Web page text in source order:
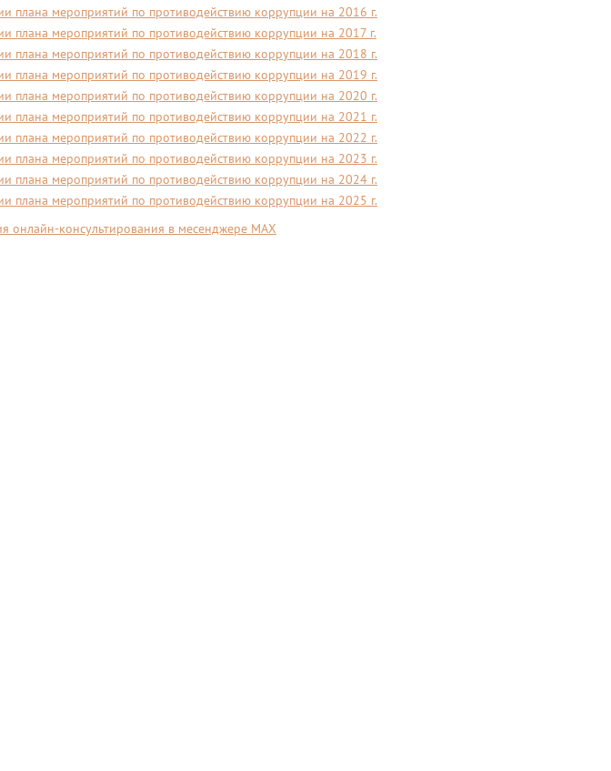
плана мероприятий по противодействию коррупции на 2016 г.
плана мероприятий по противодействию коррупции на 2017 г.
плана мероприятий по противодействию коррупции на 2018 г.
плана мероприятий по противодействию коррупции на 2019 г.
плана мероприятий по противодействию коррупции на 2020 г.
плана мероприятий по противодействию коррупции на 2021 г.
плана мероприятий по противодействию коррупции на 2022 г.
плана мероприятий по противодействию коррупции на 2023 г.
плана мероприятий по противодействию коррупции на 2024 г.
плана мероприятий по противодействию коррупции на 2025 г.
онлайн-консультирования в месенджере MAX